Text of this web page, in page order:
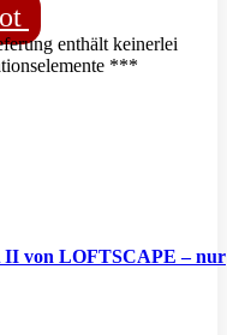
enthält keinerlei
***
II von LOFTSCAPE – nur